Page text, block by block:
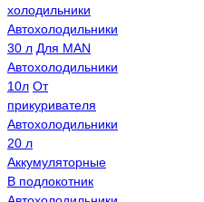
холодильники
Автохолодильники
30 л Для MAN
Автохолодильники
10л От
прикуривателя
Автохолодильники
20 л
Аккумуляторные
В подлокотник